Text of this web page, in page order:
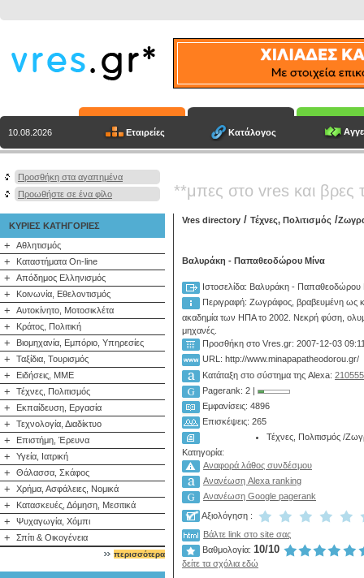
10.08.2026 Εταιρείες Κατάλογος
Προσθήκη στα αγαπημένα
Προωθήστε σε ένα φίλο
**μπες στο vres και βρες
ΚΥΡΙΕΣ ΚΑΤΗΓΟΡΙΕΣ
+ Αθλητισμός
+ Καταστήματα On-line
+ Απόδημος Ελληνισμός
+ Κοινωνία, Εθελοντισμός
+ Αυτοκίνητο, Μοτοσικλέτα
+ Κράτος, Πολιτική
+ Βιομηχανία, Εμπόριο, Υπηρεσίες
+ Ταξίδια, Τουρισμός
+ Ειδήσεις, ΜΜΕ
+ Τέχνες, Πολιτισμός
+ Εκπαίδευση, Εργασία
+ Τεχνολογία, Διαδίκτυο
+ Επιστήμη, Έρευνα
+ Υγεία, Ιατρική
+ Θάλασσα, Σκάφος
+ Χρήμα, Ασφάλειες, Νομικά
+ Κατασκευές, Δόμηση, Μεσιτικά
+ Ψυχαγωγία, Χόμπι
+ Σπίτι & Οικογένεια
περισσότερα
Vres directory / Τέχνες, Πολιτισμός /
Βαλυράκη - Παπαθεοδώρου Μίνα
Ιστοσελίδα: Βαλυράκη - Παπαθεοδώρου
Περιγραφή: Ζωγράφος, βραβευμένη ως
ακαδημία των ΗΠΑ το 2002. Νεκρή φύση,
μηχανές.
Προσθήκη στο Vres.gr: 2007-12-03
URL: http://www.minapapatheodorou.gr/
Κατάταξη στο σύστημα της Alexa:
Pagerank: 2 |
Εμφανίσεις: 4896
Επισκέψεις: 265
Κατηγορία:
Τέχνες, Πολιτισμός /
Αναφορά λάθος συνδέσμου
Ανανέωση Alexa ranking
Ανανέωση Google pagerank
Αξιολόγηση :
Βάλτε link στο site σας
Βαθμολογία: 10/10
δείτε τα σχόλια εδώ